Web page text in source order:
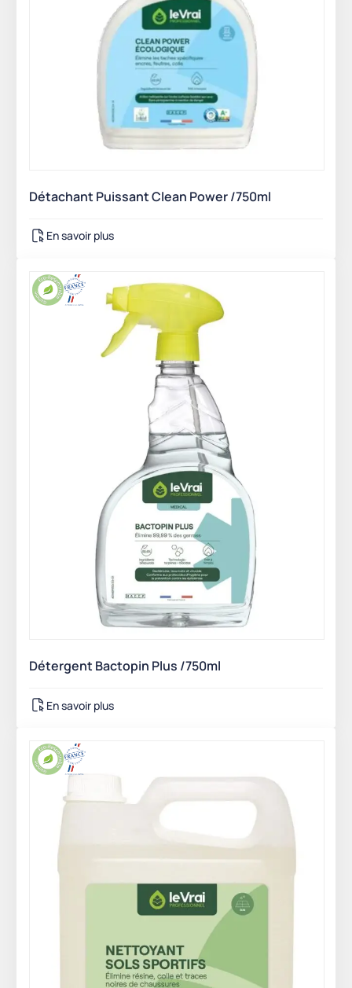
Détachant Puissant Clean Power /750ml
En savoir plus
Détergent Bactopin Plus /750ml
En savoir plus